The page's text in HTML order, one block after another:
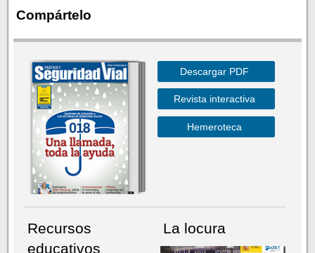
Compártelo
Descargar PDF
Revista interactiva
Hemeroteca
Recursos
educativos
La locura